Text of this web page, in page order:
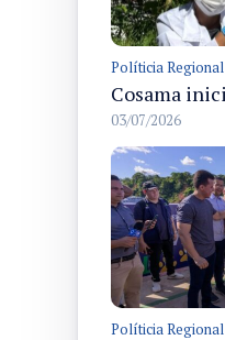
Políticia Regional
03/07/2026
Políticia Regional